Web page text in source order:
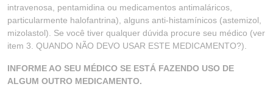
intravenosa, pentamidina ou medicamentos antimaláricos,
particularmente halofantrina), alguns anti-histamínicos (astemizol,
mizolastol). Se você tiver qualquer dúvida procure seu médico (ver
item 3. QUANDO NÃO DEVO USAR ESTE MEDICAMENTO?).
INFORME AO SEU MÉDICO SE ESTÁ FAZENDO USO DE
ALGUM OUTRO MEDICAMENTO.